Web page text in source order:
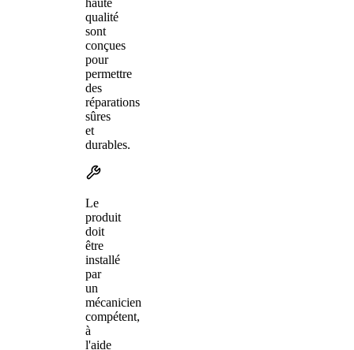
qualité
sont
conçues
pour
permettre
des
réparations
sûres
et
durables.
Le
produit
doit
être
installé
par
un
mécanicien
compétent,
à
l'aide